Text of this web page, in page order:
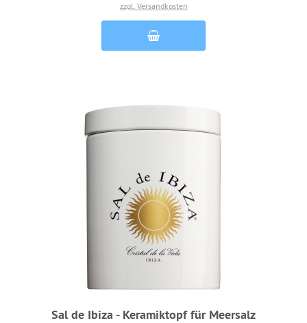
zzgl. Versandkosten
Sal de Ibiza - Keramiktopf für Meersalz